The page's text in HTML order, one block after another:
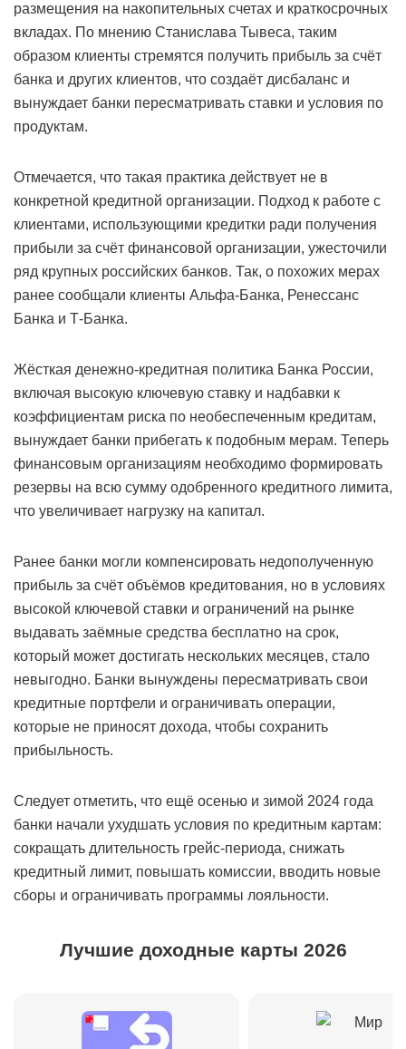
размещения на накопительных счетах и краткосрочных
вкладах. По мнению Станислава Тывеса, таким
образом клиенты стремятся получить прибыль за счёт
банка и других клиентов, что создаёт дисбаланс и
вынуждает банки пересматривать ставки и условия по
продуктам.
Отмечается, что такая практика действует не в
конкретной кредитной организации. Подход к работе с
клиентами, использующими кредитки ради получения
прибыли за счёт финансовой организации, ужесточили
ряд крупных российских банков. Так, о похожих мерах
ранее сообщали клиенты Альфа-Банка, Ренессанс
Банка и Т-Банка.
Жёсткая денежно-кредитная политика Банка России,
включая высокую ключевую ставку и надбавки к
коэффициентам риска по необеспеченным кредитам,
вынуждает банки прибегать к подобным мерам. Теперь
финансовым организациям необходимо формировать
резервы на всю сумму одобренного кредитного лимита,
что увеличивает нагрузку на капитал.
Ранее банки могли компенсировать недополученную
прибыль за счёт объёмов кредитования, но в условиях
высокой ключевой ставки и ограничений на рынке
выдавать заёмные средства бесплатно на срок,
который может достигать нескольких месяцев, стало
невыгодно. Банки вынуждены пересматривать свои
кредитные портфели и ограничивать операции,
которые не приносят дохода, чтобы сохранить
прибыльность.
Следует отметить, что ещё осенью и зимой 2024 года
банки начали ухудшать условия по кредитным картам:
сокращать длительность грейс-периода, снижать
кредитный лимит, повышать комиссии, вводить новые
сборы и ограничивать программы лояльности.
Лучшие доходные карты 2026